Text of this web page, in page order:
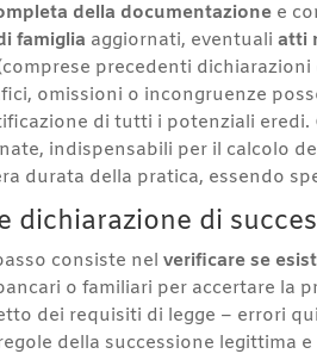
della documentazione e
famiglia aggiornati, eventualiatti
precedenti
omissioni o incongruenze
di tutti i potenziali
indispensabili per il calcolo
durata della pratica, essendo
dichiarazione di
consiste nelverificare se
o familiari per accertare la
dei requisiti di legge – errori
della successione legittima